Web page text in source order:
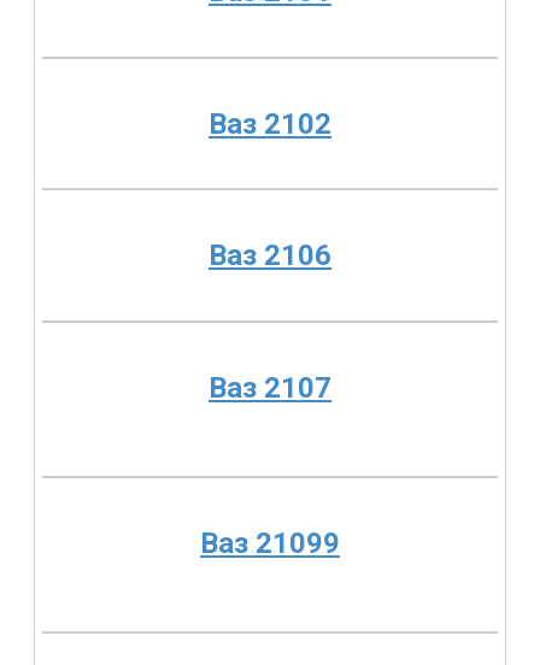
Ваз 2102
Ваз 2106
Ваз 2107
Ваз 21099